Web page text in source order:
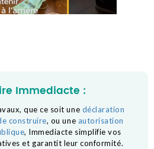
Immediacte :
que ce soit une déclaration
construire, ou une autorisation
, Immediacte simplifie vos
et garantit leur conformité.